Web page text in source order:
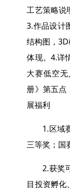
工艺策略说
3.作品设计
结构图，
体现。4.详
大赛低空
册》第五点
展福利
1.区域
三等奖；国
2.获奖
目投资孵化